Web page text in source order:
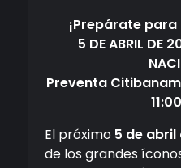
¡Prepárate
5 DE ABRIL DE
Preventa
El próximo 5 de abril
de los grandes